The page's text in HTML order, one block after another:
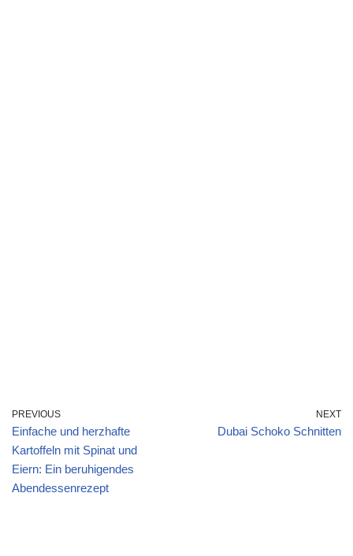
PREVIOUS
Einfache und herzhafte
Kartoffeln mit Spinat und
Eiern: Ein beruhigendes
Abendessenrezept
NEXT
Dubai Schoko Schnitten